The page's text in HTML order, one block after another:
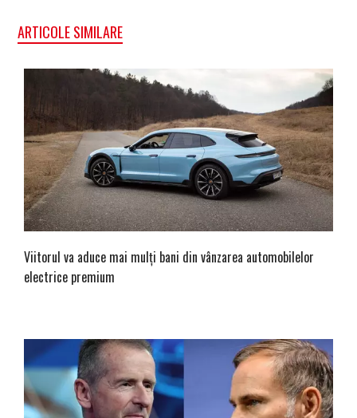
ARTICOLE SIMILARE
Viitorul va aduce mai mulți bani din vânzarea automobilelor
electrice premium